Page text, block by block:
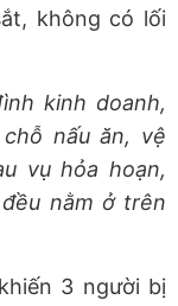
không có lối
kinh doanh,
nấu ăn, vệ
vụ hỏa hoạn,
nằm ở trên
3 người bị